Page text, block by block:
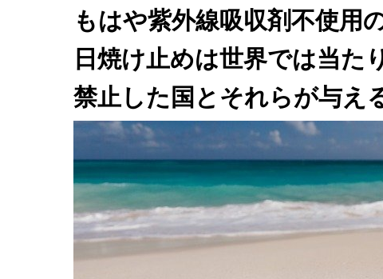
もはや紫外線吸収剤不使用
日焼け止めは世界では当た
禁止した国とそれらが与え